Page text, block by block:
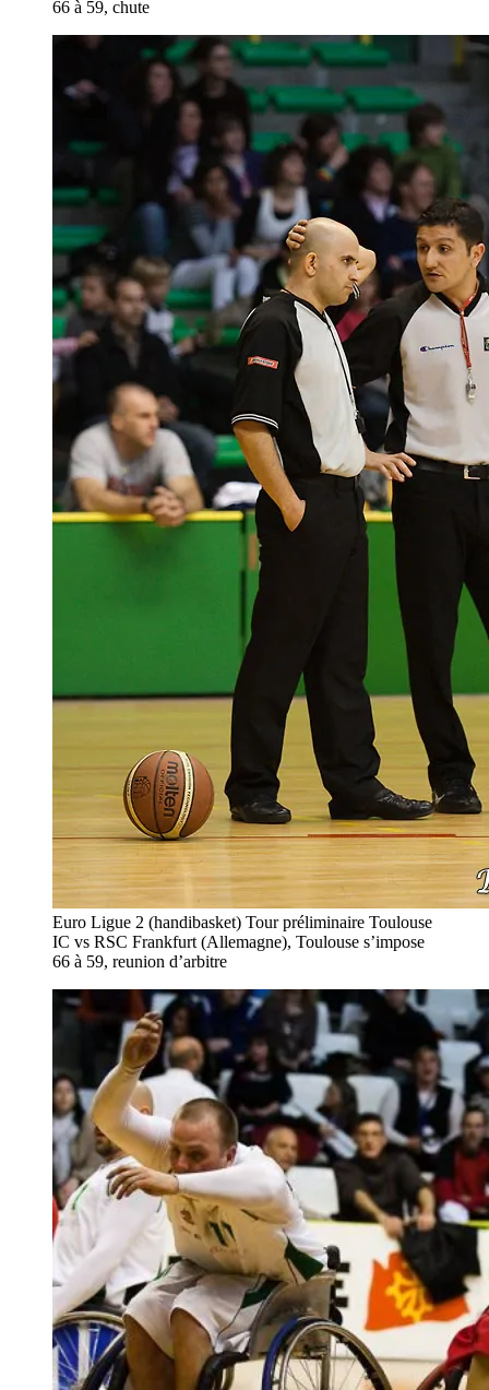
66 à 59, chute
Euro Ligue 2 (handibasket) Tour préliminaire Toulouse
IC vs RSC Frankfurt (Allemagne), Toulouse s’impose
66 à 59, reunion d’arbitre